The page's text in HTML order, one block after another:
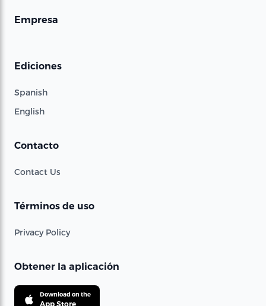
Empresa
Ediciones
Spanish
English
Contacto
Contact Us
Términos de uso
Privacy Policy
Obtener la aplicación
Download on the
App Store